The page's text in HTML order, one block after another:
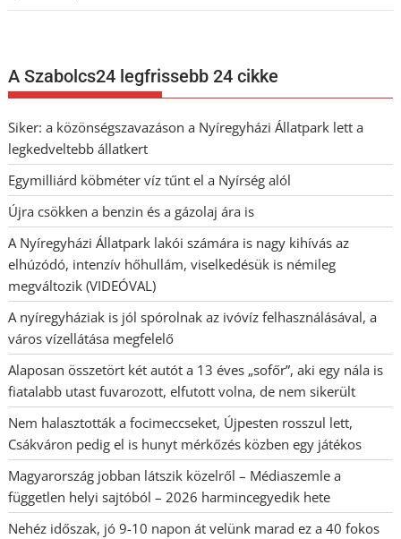
A Szabolcs24 legfrissebb 24 cikke
Siker: a közönségszavazáson a Nyíregyházi Állatpark lett a
legkedveltebb állatkert
Egymilliárd köbméter víz tűnt el a Nyírség alól
Újra csökken a benzin és a gázolaj ára is
A Nyíregyházi Állatpark lakói számára is nagy kihívás az
elhúzódó, intenzív hőhullám, viselkedésük is némileg
megváltozik (VIDEÓVAL)
A nyíregyháziak is jól spórolnak az ivóvíz felhasználásával, a
város vízellátása megfelelő
Alaposan összetört két autót a 13 éves „sofőr”, aki egy nála is
fiatalabb utast fuvarozott, elfutott volna, de nem sikerült
Nem halasztották a focimeccseket, Újpesten rosszul lett,
Csákváron pedig el is hunyt mérkőzés közben egy játékos
Magyarország jobban látszik közelről – Médiaszemle a
független helyi sajtóból – 2026 harmincegyedik hete
Nehéz időszak, jó 9-10 napon át velünk marad ez a 40 fokos